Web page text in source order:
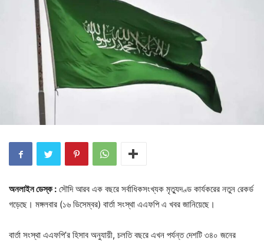
অনলাইন ডেস্ক : সৌদি আরব এক বছরে সর্বাধিকসংখ্যক মৃত্যুদণ্ড কার্যকরের নতুন রেকর্ড
গড়েছে। মঙ্গলবার (১৬ ডিসেম্বর) বার্তা সংস্থা এএফপি এ খবর জানিয়েছে।
বার্তা সংস্থা এএফপি’র হিসাব অনুযায়ী, চলতি বছরে এখন পর্যন্ত দেশটি ৩৪০ জনের